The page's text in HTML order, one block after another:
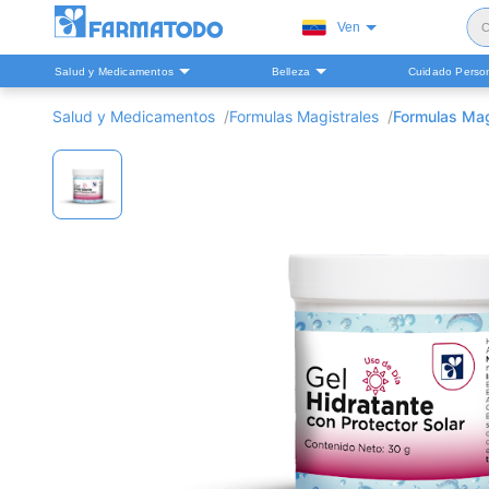
Ven
Salud y Medicamentos Belleza Cuidado
Salud y Medicamentos Formulas Magistrales Formulas